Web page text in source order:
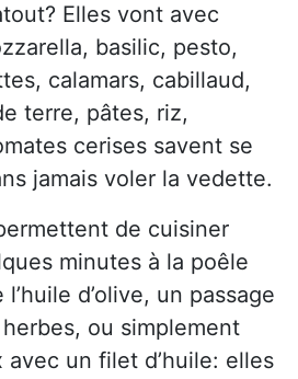
Elles vont avec
basilic, pesto,
calamars, cabillaud,
terre, pâtes, riz,
cerises savent se
jamais voler la vedette.
de cuisiner
minutes à la poêle
d’olive, un passage
ou simplement
un filet d’huile: elles